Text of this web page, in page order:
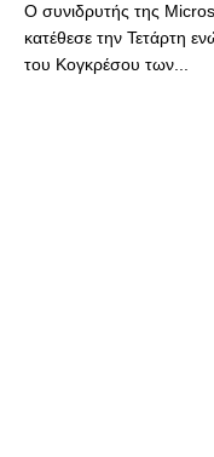
Ο συνιδρυτής της
κατέθεσε την Τετάρτη
του Κογκρέσου των...